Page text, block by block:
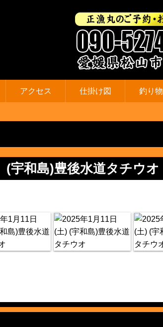
アクセス 仕掛け図 釣り物
(宇和島)豊後水道タチウオ